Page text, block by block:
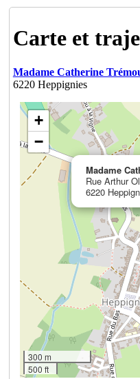
Carte et
Madame Catherine
6220 Heppignies
Madame
Rue Arthur
6220
+
−
300 m
500 ft